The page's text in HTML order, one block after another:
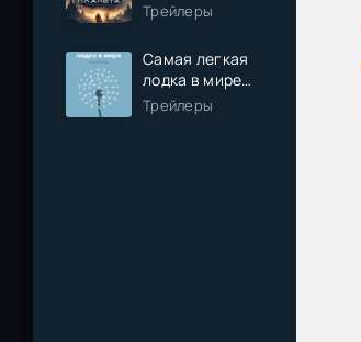
Трейлеры
Самая легкая
лодка в мире
(2026)
Трейлеры